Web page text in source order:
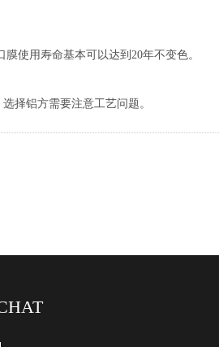
使用寿命基本可以达到20年不变色。
择铝方需要注意工艺问题。